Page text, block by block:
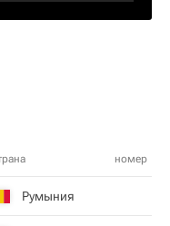
номер
Румыния